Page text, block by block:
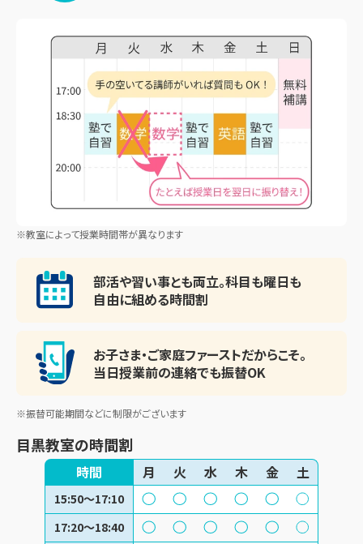
※教室によって授業時間帯が異なります
部活や習い事とも両立。科目も曜日も
自由に組める時間割
お子さま・ご家庭ファーストだからこそ。
当日授業前の連絡でも振替OK
※振替可能期間などに制限がございます
目黒教室の時間割
時間 月 火 水 木 金 土
15:50～17:10
17:20～18:40